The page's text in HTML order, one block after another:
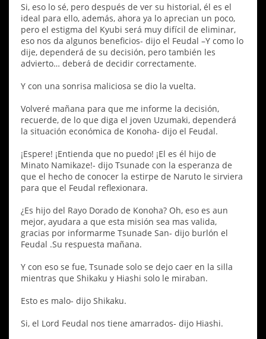
Si, eso lo sé, pero después de ver su historial, él es el
ideal para ello, además, ahora ya lo aprecian un poco,
pero el estigma del Kyubi será muy difícil de eliminar,
eso nos da algunos beneficios- dijo el Feudal –Y como lo
dije, dependerá de su decisión, pero también les
advierto… deberá de decidir correctamente.
Y con una sonrisa maliciosa se dio la vuelta.
Volveré mañana para que me informe la decisión,
recuerde, de lo que diga el joven Uzumaki, dependerá
la situación económica de Konoha- dijo el Feudal.
¡Espere! ¡Entienda que no puedo! ¡El es él hijo de
Minato Namikaze!- dijo Tsunade con la esperanza de
que el hecho de conocer la estirpe de Naruto le sirviera
para que el Feudal reflexionara.
¿Es hijo del Rayo Dorado de Konoha? Oh, eso es aun
mejor, ayudara a que esta misión sea mas valida,
gracias por informarme Tsunade San- dijo burlón el
Feudal .Su respuesta mañana.
Y con eso se fue, Tsunade solo se dejo caer en la silla
mientras que Shikaku y Hiashi solo le miraban.
Esto es malo- dijo Shikaku.
Si, el Lord Feudal nos tiene amarrados- dijo Hiashi.